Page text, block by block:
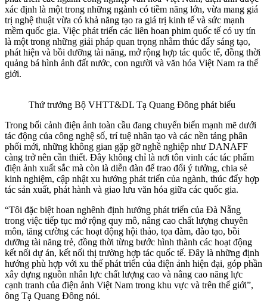
xác định là một trong những ngành có tiềm năng lớn, vừa mang giá
trị nghệ thuật vừa có khả năng tạo ra giá trị kinh tế và sức mạnh
mềm quốc gia. Việc phát triển các liên hoan phim quốc tế có uy tín
là một trong những giải pháp quan trọng nhằm thúc đẩy sáng tạo,
phát hiện và bồi dưỡng tài năng, mở rộng hợp tác quốc tế, đồng thời
quảng bá hình ảnh đất nước, con người và văn hóa Việt Nam ra thế
giới.
Thứ trưởng Bộ VHTT&DL Tạ Quang Đông phát biểu
Trong bối cảnh điện ảnh toàn cầu đang chuyển biến mạnh mẽ dưới
tác động của công nghệ số, trí tuệ nhân tạo và các nền tảng phân
phối mới, những không gian gặp gỡ nghề nghiệp như DANAFF
càng trở nên cần thiết. Đây không chỉ là nơi tôn vinh các tác phẩm
điện ảnh xuất sắc mà còn là diễn đàn để trao đổi ý tưởng, chia sẻ
kinh nghiệm, cập nhật xu hướng phát triển của ngành, thúc đẩy hợp
tác sản xuất, phát hành và giao lưu văn hóa giữa các quốc gia.
“Tôi đặc biệt hoan nghênh định hướng phát triển của Đà Nẵng
trong việc tiếp tục mở rộng quy mô, nâng cao chất lượng chuyên
môn, tăng cường các hoạt động hội thảo, tọa đàm, đào tạo, bồi
dưỡng tài năng trẻ, đồng thời từng bước hình thành các hoạt động
kết nối dự án, kết nối thị trường hợp tác quốc tế. Đây là những định
hướng phù hợp với xu thế phát triển của điện ảnh hiện đại, góp phần
xây dựng nguồn nhân lực chất lượng cao và nâng cao năng lực
cạnh tranh của điện ảnh Việt Nam trong khu vực và trên thế giới”,
ông Tạ Quang Đông nói.